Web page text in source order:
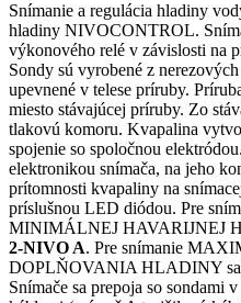
Snímanie a regulácia hladiny
hladiny NIVOCONTROL.
výkonového relé v závislosti na
Sondy sú vyrobené z
upevnené v telese príruby.
miesto stávajúcej príruby. Zo
tlakovú komoru. Kvapalina
spojenie so spoločnou
elektronikou snímača, na jeho
prítomnosti kvapaliny na
príslušnou LED diódou. Pre
MINIMÁLNEJ HAVARIJNEJ
2-NIVO A. Pre snímanie
DOPLŇOVANIA HLADINY sa
Snímače sa prepoja so sondami